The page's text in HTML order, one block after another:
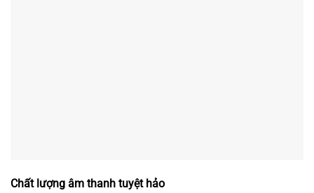
Chất lượng âm thanh tuyệt hảo